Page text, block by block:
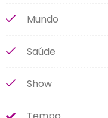
Mundo
Saúde
Show